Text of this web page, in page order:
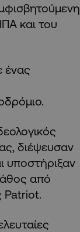
και του
ένας
διέψευσαν
υποστήριξαν
από
Patriot.